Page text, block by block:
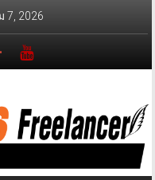
7, 2026